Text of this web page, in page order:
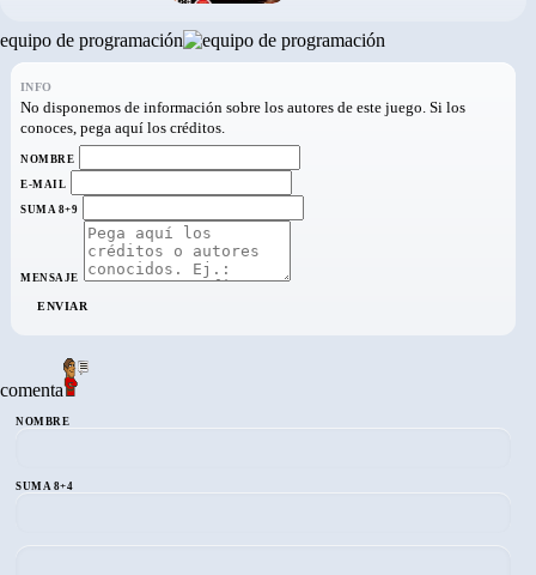
equipo de programación
INFO
No disponemos de información sobre los autores de este juego. Si los
conoces, pega aquí los créditos.
NOMBRE
E-MAIL
SUMA 8+9
MENSAJE
ENVIAR
comenta
NOMBRE
SUMA 8+4